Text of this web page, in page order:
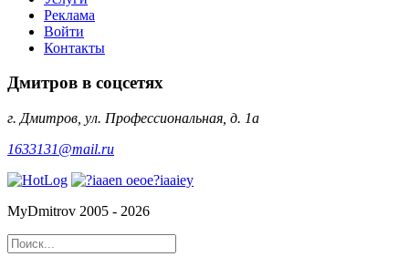
Реклама
Войти
Контакты
Дмитров в соцсетях
г. Дмитров, ул. Профессиональная, д. 1а
1633131@mail.ru
MyDmitrov 2005 - 2026